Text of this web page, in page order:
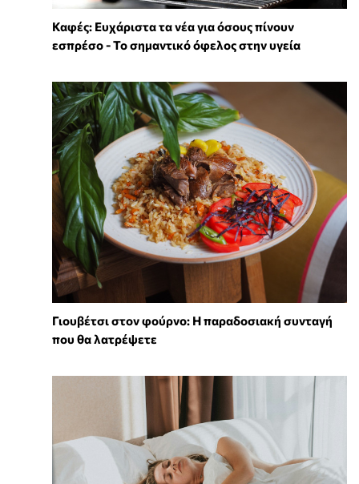
Καφές: Ευχάριστα τα νέα για όσους πίνουν
εσπρέσο - Το σημαντικό όφελος στην υγεία
Γιουβέτσι στον φούρνο: Η παραδοσιακή συνταγή
που θα λατρέψετε